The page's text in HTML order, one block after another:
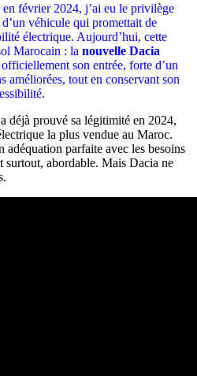
février 2024, j’ai eu le privilège
véhicule qui promettait de
électrique. Aujourd’hui, cette
Marocain : la nouvelle Dacia
son entrée, forte d’un
améliorées, tout en conservant son
déjà prouvé sa légitimité en 2024,
la plus vendue au Maroc.
adéquation parfaite avec les besoins
surtout, abordable. Mais Dacia ne